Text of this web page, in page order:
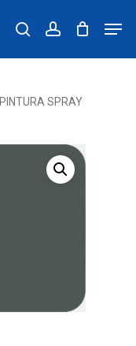
searchaccount
PINTURA SPRAY